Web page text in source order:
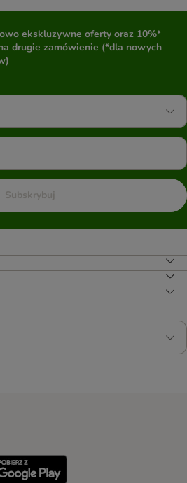
ekskluzywne oferty oraz 10%*
drugie zamówienie (*dla nowych
Subskrybuj